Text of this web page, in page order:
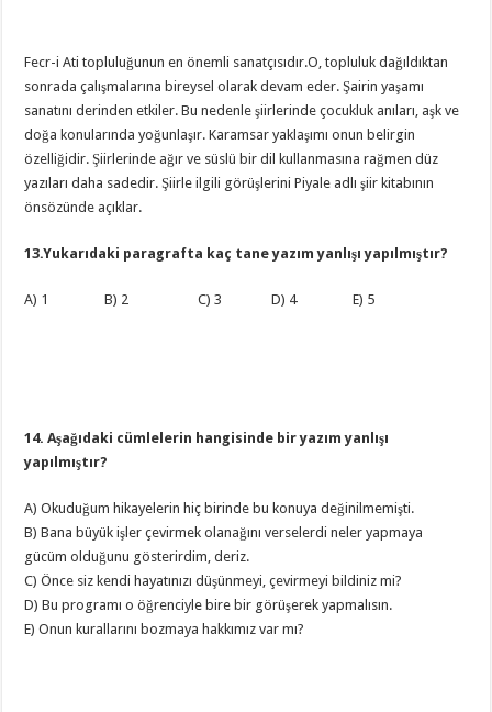
Fecr-i Ati topluluğunun en önemli sanatçısıdır.O, topluluk dağıldıktan
sonrada çalışmalarına bireysel olarak devam eder. Şairin yaşamı
sanatını derinden etkiler. Bu nedenle şiirlerinde çocukluk anıları, aşk ve
doğa konularında yoğunlaşır. Karamsar yaklaşımı onun belirgin
özelliğidir. Şiirlerinde ağır ve süslü bir dil kullanmasına rağmen düz
yazıları daha sadedir. Şiirle ilgili görüşlerini Piyale adlı şiir kitabının
önsözünde açıklar.
13.Yukarıdaki paragrafta kaç tane yazım yanlışı yapılmıştır?
A) 1 B) 2 C) 3 D) 4 E) 5
14. Aşağıdaki cümlelerin hangisinde bir yazım yanlışı
yapılmıştır?
A) Okuduğum hikayelerin hiç birinde bu konuya değinilmemişti.
B) Bana büyük işler çevirmek olanağını verselerdi neler yapmaya
gücüm olduğunu gösterirdim, deriz.
C) Önce siz kendi hayatınızı düşünmeyi, çevirmeyi bildiniz mi?
D) Bu programı o öğrenciyle bire bir görüşerek yapmalısın.
E) Onun kurallarını bozmaya hakkımız var mı?